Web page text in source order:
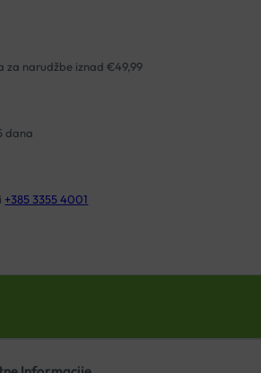
za narudžbe iznad €49,99
dana
+385 3355 4001